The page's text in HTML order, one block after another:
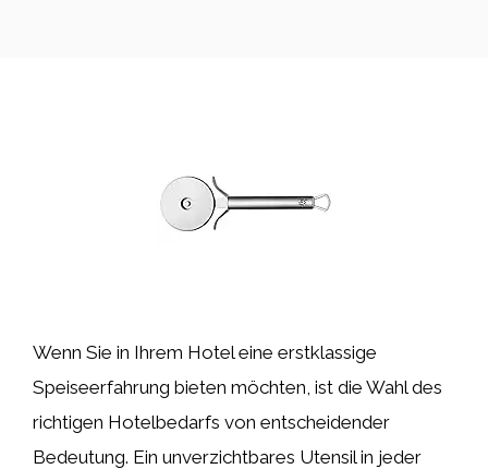
Wenn Sie in Ihrem Hotel eine erstklassige
Speiseerfahrung bieten möchten, ist die Wahl des
richtigen Hotelbedarfs von entscheidender
Bedeutung. Ein unverzichtbares Utensil in jeder